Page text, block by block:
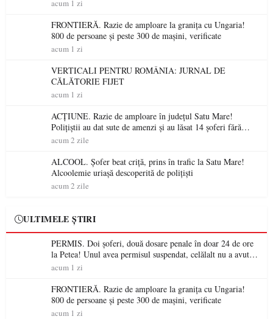
acum 1 zi
FRONTIERĂ. Razie de amploare la granița cu Ungaria!
800 de persoane și peste 300 de mașini, verificate
acum 1 zi
VERTICALI PENTRU ROMÂNIA: JURNAL DE
CĂLĂTORIE FIJET
acum 1 zi
ACȚIUNE. Razie de amploare în județul Satu Mare!
Polițiștii au dat sute de amenzi și au lăsat 14 șoferi fără
permis într-o singură zi
acum 2 zile
ALCOOL. Șofer beat criță, prins în trafic la Satu Mare!
Alcoolemie uriașă descoperită de polițiști
acum 2 zile
ULTIMELE ȘTIRI
PERMIS. Doi șoferi, două dosare penale în doar 24 de ore
la Petea! Unul avea permisul suspendat, celălalt nu a avut
niciodată permis
acum 1 zi
FRONTIERĂ. Razie de amploare la granița cu Ungaria!
800 de persoane și peste 300 de mașini, verificate
acum 1 zi